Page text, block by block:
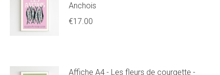
Anchois
€17.00
Affiche A4 - Les fleurs de courgette -